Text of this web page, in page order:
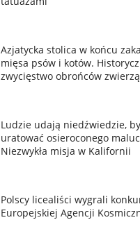
Azjatycka stolica w końcu
mięsa psów i kotów.
zwycięstwo obrońców
Ludzie udają niedźwiedzie, by
uratować osieroconego
Niezwykła misja w Kalifornii
Polscy licealiści wygrali
Europejskiej Agencji